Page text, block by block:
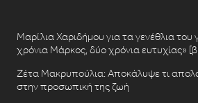
Μαρίλια Χαριδήμου για τα γενέθλια του
χρόνια Μάρκος, δύο χρόνια ευτυχίας»
Ζέτα Μακρυπούλια: Αποκάλυψε τι
στην προσωπική της ζωή